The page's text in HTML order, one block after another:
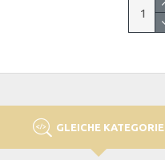
GLEICHE KATEGORIE